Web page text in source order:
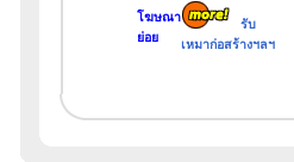
โฆษณา
ย่อย
รับ
เหมาก่อสร้างฯลฯ